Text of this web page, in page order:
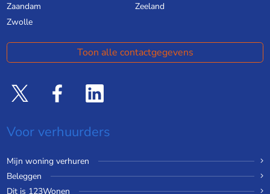
Zaandam
Zeeland
Zwolle
Toon alle contactgegevens
Voor verhuurders
Mijn woning verhuren
Beleggen
Dit is 123Wonen